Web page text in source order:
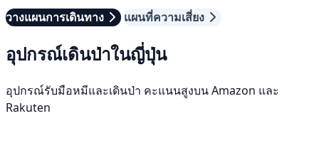
วางแผนการเดินทาง
แผนที่ความเสี่ยง
อุปกรณ์เดินป่าในญี่ปุ่น
อุปกรณ์รับมือหมีและเดินป่า คะแนนสูงบน Amazon และ
Rakuten